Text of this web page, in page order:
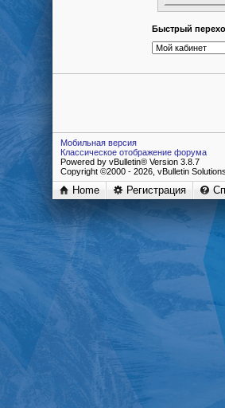
Быстрый
Мобильная версия
Классическое отображение форума
Powered by vBulletin® Version 3.8.7
Copyright ©2000 - 2026, vBulletin
Home Регистрация